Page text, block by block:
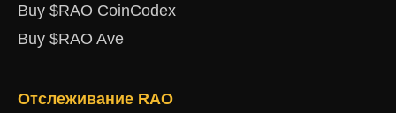
Buy $RAO CoinCodex
Buy $RAO Ave
Отслеживание RAO